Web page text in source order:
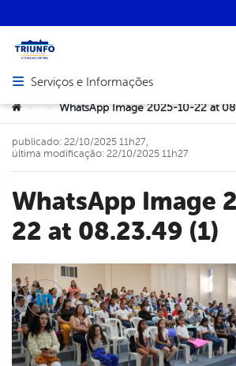
Abrir menu principal de navegação
Serviços e Informações
Você está aqui:
> > WhatsApp Image 2025-10-22 at
WhatsApp Image 2025-10-
22 at 08.23.49 (1)
publicado: 22/10/2025 11h27,
última modificação: 22/10/2025 11h27
Twitter
Linkedin